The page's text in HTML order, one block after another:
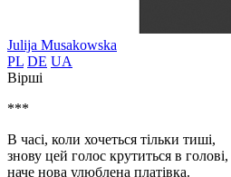
Julija Musakowska
PL DE UA
Вірші
***
В часі, коли хочеться тільки тиші,
знову цей голос крутиться в голові,
наче нова улюблена платівка.